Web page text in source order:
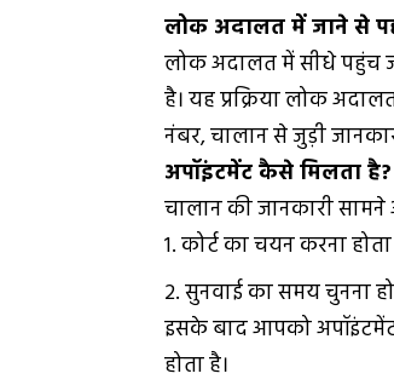
लोक अदालत में जाने से
लोक अदालत में सीधे पहुंच
है। यह प्रक्रिया लोक
नंबर, चालान से जुड़ी
अपॉइंटमेंट कैसे मिलता है?
चालान की जानकारी
कोर्ट का चयन करना
सुनवाई का समय चुनना
इसके बाद आपको अपॉइंटमेंट
होता है।